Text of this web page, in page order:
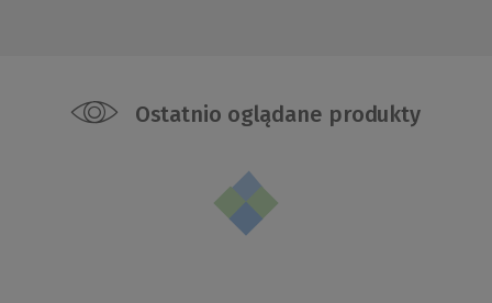
Ostatnio oglądane produkty